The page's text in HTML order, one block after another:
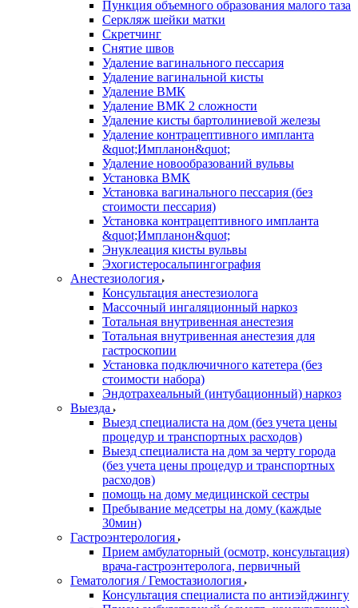
Пункция объемного образования малого таза
Серкляж шейки матки
Скретчинг
Снятие швов
Удаление вагинального пессария
Удаление вагинальной кисты
Удаление ВМК
Удаление ВМК 2 сложности
Удаление кисты бартолиниевой железы
Удаление контрацептивного импланта
&quot;Импланон&quot;
Удаление новообразований вульвы
Установка ВМК
Установка вагинального пессария (без
стоимости пессария)
Установка контрацептивного импланта
&quot;Импланон&quot;
Энуклеация кисты вульвы
Эхогистеросальпингография
Анестезиология
Консультация анестезиолога
Массочный ингаляционный наркоз
Тотальная внутривенная анестезия
Тотальная внутривенная анестезия для
гастроскопии
Установка подключичного катетера (без
стоимости набора)
Эндотрахеальный (интубационный) наркоз
Выезда
Выезд специалиста на дом (без учета цены
процедур и транспортных расходов)
Выезд специалиста на дом за черту города
(без учета цены процедур и транспортных
расходов)
помощь на дому медицинской сестры
Пребывание медсетры на дому (каждые
30мин)
Гастроэнтерология
Прием амбулаторный (осмотр, консультация)
врача-гастроэнтеролога, первичный
Гематология / Гемостазиология
Консультация специалиста по антиэйджингу